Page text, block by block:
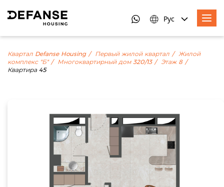
Рус
Квартал Defanse Housing Первый жилой квартал
Жилой
комплекс "Б"
Многоквартирный дом 320/13
Этаж 8
Квартира 45